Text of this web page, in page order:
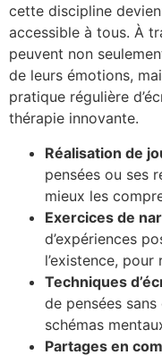
cette discipline
accessible à tous. À
peuvent non
de leurs émotions,
pratique régulière
thérapie innovante.
Réalisation de
pensées ou ses
mieux les
Exercices de
d’expériences
l’existence, pour
Techniques
de pensées
schémas
Partages en